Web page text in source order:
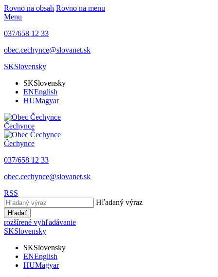
Rovno na obsah Rovno na menu
Menu
037/658 12 33
obec.cechynce@slovanet.sk
SKSlovensky
SKSlovensky
ENEnglish
HUMagyar
Čechynce
Čechynce
037/658 12 33
obec.cechynce@slovanet.sk
RSS
Hľadaný výraz
Hľadať
rozšírené vyhľadávanie
SKSlovensky
SKSlovensky
ENEnglish
HUMagyar